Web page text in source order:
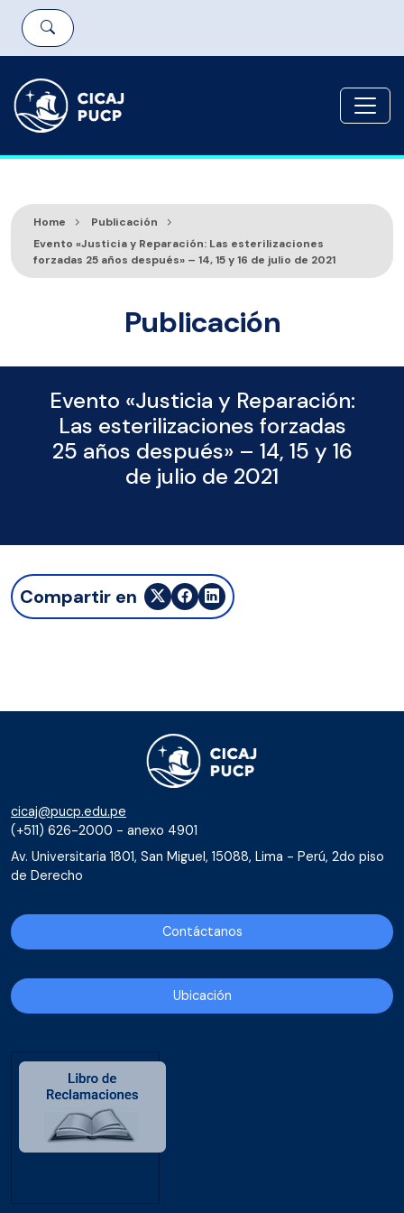
Home
Publicación
Evento «Justicia y Reparación: Las esterilizaciones
forzadas 25 años después» – 14, 15 y 16 de julio de 2021
Publicación
Evento «Justicia y Reparación:
Las esterilizaciones forzadas
25 años después» – 14, 15 y 16
de julio de 2021
Compartir en
cicaj@pucp.edu.pe
(+511) 626-2000 - anexo 4901
Av. Universitaria 1801, San Miguel, 15088, Lima - Perú, 2do piso
de Derecho
Contáctanos
Ubicación